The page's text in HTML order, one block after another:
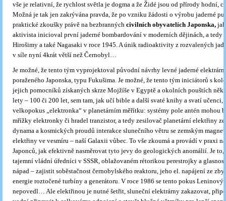
vše je relativní, že rychlost světla je dogma a že Židé jsou od přírody hodní,
Možná je tak jen zakrývána pravda, že po vzniku žádosti o výrobu jaderné
praktické zkoušky právě na bezbranných civilních obyvatelích Japonska,
aktivista inicioval první jaderné bombardování v moderních dějinách, a tedy
Hirošimy a také Nagasaki v roce 1945. A únik radioaktivity z rozvalených
v síle nyní 4krát větší než Černobyl…
Je možné, že tento tým vyprojektoval původní návrhy levné jaderné
poraženého Japonska, typu Fukušima. Je možné, že tento tým iniciátorů s
jejich pomocníků získaných skrze Mojžíše v Egyptě a okolních pouštích
lety – 100 či 200 let, sem tam, jak učí bible a další svaté knihy a svatí
velkopokus „elektronka“ v planetárním měřítku: systémy pole antén mohou
mřížky elektronky či hradel tranzistor, a tedy zesilovač planetární elektřiny
dynama a kosmických proudů interakce slunečního větru se zemským
elektřiny ve vesmíru – naší Galaxii vůbec. To vše zkoumá a provádí v praxi
Japonců, jak efektivně nasměrovat tyto jevy do geologických anomálií. Je
tajemní vládní úředníci v SSSR, oblažovaném rétorikou perestrojky a
nápad – zajistit soběstačnost černobylského reaktoru, jeho el. napájení ze
energie roztočené turbíny a generátoru. V roce 1986 se tento pokus
nepovedl… Ale elektřinou je nutné šetřit, sluneční elektrárny zakazovat,